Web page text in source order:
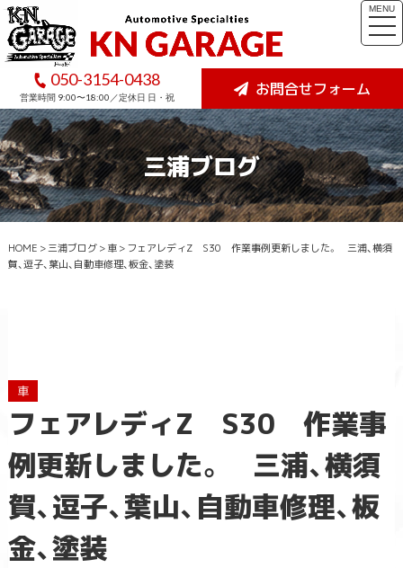
050-3154-0438
営業時間 9:00〜18:00／定休日 日・祝 お問合せフォーム
MENU
三浦ブログ
HOME >三浦ブログ>車>フェアレディZ S30 作業事例更新しました。 三浦、横須
賀、逗子、葉山、自動車修理、板金、塗装
車
フェアレディZ S30 作業事
例更新しました。 三浦、横須
賀、逗子、葉山、自動車修理、板
金、塗装